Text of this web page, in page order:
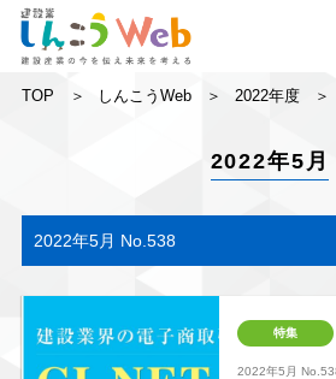
TOP しんこうWeb 2022年度
2022年5月
2022年5月 No.538
特集
2022年5月